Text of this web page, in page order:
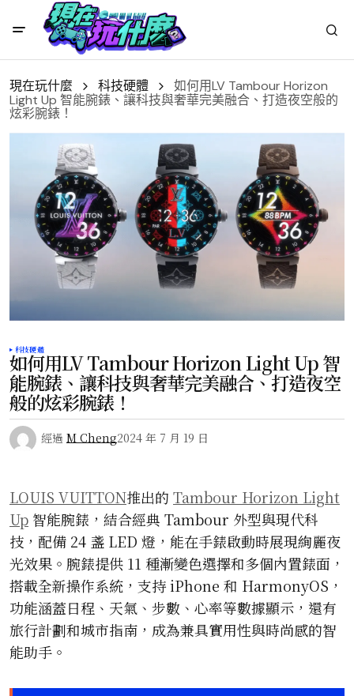
現在玩什麼 科技硬體
如何用LV Tambour Horizon
Light Up 智能腕錶、讓科技與奢華完美融合、打造夜空般的
炫彩腕錶！
科技硬體
如何用LV Tambour Horizon Light Up 智
能腕錶、讓科技與奢華完美融合、打造夜空
般的炫彩腕錶！
經過 M Cheng2024 年 7 月 19 日
LOUIS VUITTON推出的 Tambour Horizon Light
Up 智能腕錶，結合經典 Tambour 外型與現代科
技，配備 24 盞 LED 燈，能在手錶啟動時展現絢麗夜
光效果。腕錶提供 11 種漸變色選擇和多個內置錶面，
搭載全新操作系統，支持 iPhone 和 HarmonyOS，
功能涵蓋日程、天氣、步數、心率等數據顯示，還有
旅行計劃和城市指南，成為兼具實用性與時尚感的智
能助手。